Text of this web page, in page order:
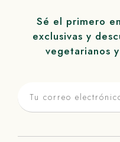
Sé el primero
exclusivas y
vegetarianos